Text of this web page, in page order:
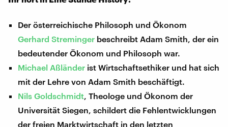
Der österreichische Philosoph und Ökonom
Gerhard Streminger beschreibt Adam Smith, der ein
bedeutender Ökonom und Philosoph war.
Michael Aßländer ist Wirtschaftsethiker und hat sich
mit der Lehre von Adam Smith beschäftigt.
Nils Goldschmidt , Theologe und Ökonom der
Universität Siegen, schildert die Fehlentwicklungen
der freien Marktwirtschaft in den letzten